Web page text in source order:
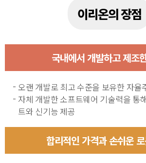
이리온의 장점
국내에서 개발하고 제조
오랜 개발로 최고 수준을 보유한 자율
자체 개발한 소프트웨어 기술력을 통
트와 신기능 제공
합리적인 가격과 손쉬운